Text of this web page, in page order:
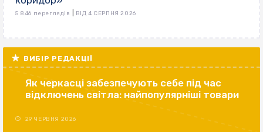
5 846 переглядів ВІД 4 СЕРПНЯ 2026
ВИБІР РЕДАКЦІЇ
Як черкасці забезпечують себе під час
відключень світла: найпопулярніші товари
29 ЧЕРВНЯ 2026